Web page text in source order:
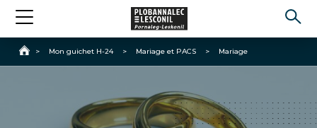
Accueil
> Mon guichet H-24 > Mariage et PACS > Mariage